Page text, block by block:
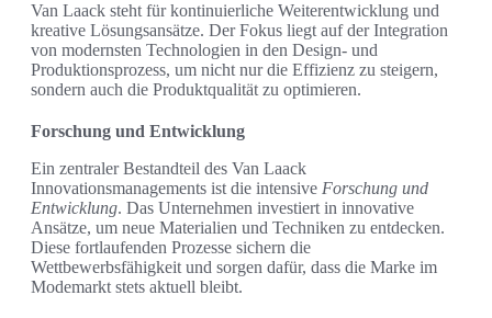
Van Laack steht für kontinuierliche Weiterentwicklung und
kreative Lösungsansätze. Der Fokus liegt auf der Integration
von modernsten Technologien in den Design- und
Produktionsprozess, um nicht nur die Effizienz zu steigern,
sondern auch die Produktqualität zu optimieren.
Forschung und Entwicklung
Ein zentraler Bestandteil des Van Laack
Innovationsmanagements ist die intensive Forschung und
Entwicklung. Das Unternehmen investiert in innovative
Ansätze, um neue Materialien und Techniken zu entdecken.
Diese fortlaufenden Prozesse sichern die
Wettbewerbsfähigkeit und sorgen dafür, dass die Marke im
Modemarkt stets aktuell bleibt.